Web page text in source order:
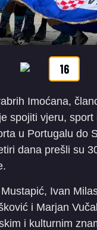
16
Imoćana,
spojiti vjeru,
u Portugalu do
dana prešli su
Ivan
i Marjan
i kulturnim